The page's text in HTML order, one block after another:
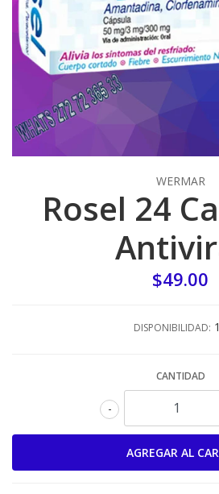
WERMAR
Rosel 24
$49.00
DISPONIBILIDAD:
CANTIDAD
-